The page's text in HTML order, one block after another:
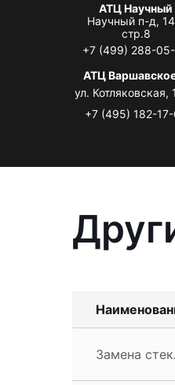
АТЦ Научный
Научный п-д,
стр.8
+7 (499) 288-
АТЦ
ул. Котляковская,
+7 (495) 182-
Замена